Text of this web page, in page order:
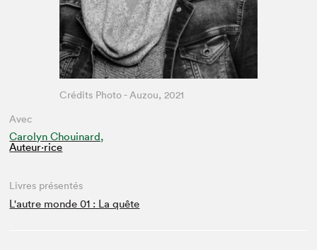
Avec
Carolyn Chouinard,
Auteur·rice
Crédits Photo - Auzou, 2021
Livres présentés
L'autre monde 01 : La quête